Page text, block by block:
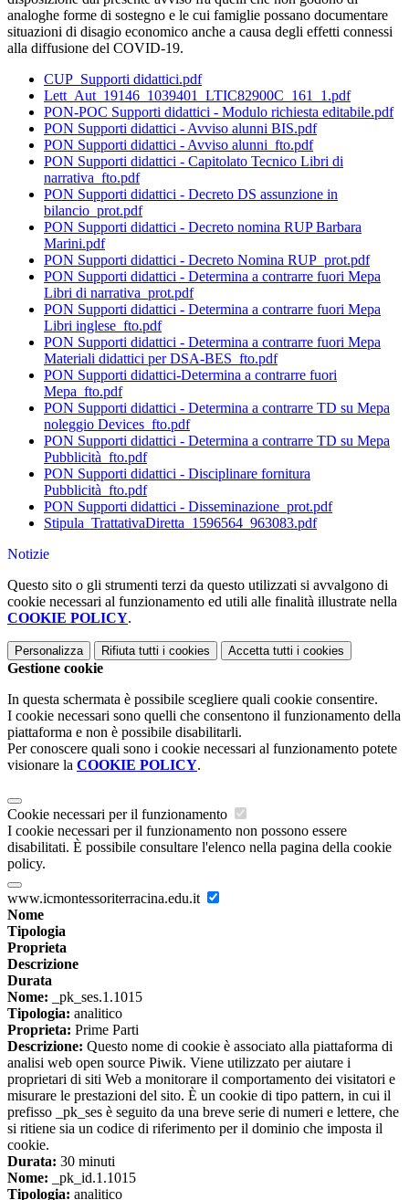
analoghe forme di sostegno e le cui famiglie possano documentare
situazioni di disagio economico anche a causa degli effetti connessi
alla diffusione del COVID-19.
CUP_Supporti didattici.pdf
Lett_Aut_19146_1039401_LTIC82900C_161_1.pdf
PON-POC Supporti didattici - Modulo richiesta editabile.pdf
PON Supporti didattici - Avviso alunni BIS.pdf
PON Supporti didattici - Avviso alunni_fto.pdf
PON Supporti didattici - Capitolato Tecnico Libri di
narrativa_fto.pdf
PON Supporti didattici - Decreto DS assunzione in
bilancio_prot.pdf
PON Supporti didattici - Decreto nomina RUP Barbara
Marini.pdf
PON Supporti didattici - Decreto Nomina RUP_prot.pdf
PON Supporti didattici - Determina a contrarre fuori Mepa
Libri di narrativa_prot.pdf
PON Supporti didattici - Determina a contrarre fuori Mepa
Libri inglese_fto.pdf
PON Supporti didattici - Determina a contrarre fuori Mepa
Materiali didattici per DSA-BES_fto.pdf
PON Supporti didattici-Determina a contrarre fuori
Mepa_fto.pdf
PON Supporti didattici - Determina a contrarre TD su Mepa
noleggio Devices_fto.pdf
PON Supporti didattici - Determina a contrarre TD su Mepa
Pubblicità_fto.pdf
PON Supporti didattici - Disciplinare fornitura
Pubblicità_fto.pdf
PON Supporti didattici - Disseminazione_prot.pdf
Stipula_TrattativaDiretta_1596564_963083.pdf
Notizie
Questo sito o gli strumenti terzi da questo utilizzati si avvalgono di
cookie necessari al funzionamento ed utili alle finalità illustrate nella
COOKIE POLICY.
Personalizza Rifiuta tutti i cookies Accetta tutti i cookies
Gestione cookie
In questa schermata è possibile scegliere quali cookie consentire.
I cookie necessari sono quelli che consentono il funzionamento della
piattaforma e non è possibile disabilitarli.
Per conoscere quali sono i cookie necessari al funzionamento potete
visionare la COOKIE POLICY.
Cookie necessari per il funzionamento
I cookie necessari per il funzionamento non possono essere
disabilitati. È possibile consultare l'elenco nella pagina della cookie
policy.
www.icmontessoriterracina.edu.it
Nome
Tipologia
Proprieta
Descrizione
Durata
Nome: _pk_ses.1.1015
Tipologia: analitico
Proprieta: Prime Parti
Descrizione: Questo nome di cookie è associato alla piattaforma di
analisi web open source Piwik. Viene utilizzato per aiutare i
proprietari di siti Web a monitorare il comportamento dei visitatori e
misurare le prestazioni del sito. È un cookie di tipo pattern, in cui il
prefisso _pk_ses è seguito da una breve serie di numeri e lettere, che
si ritiene sia un codice di riferimento per il dominio che imposta il
cookie.
Durata: 30 minuti
Nome: _pk_id.1.1015
Tipologia: analitico